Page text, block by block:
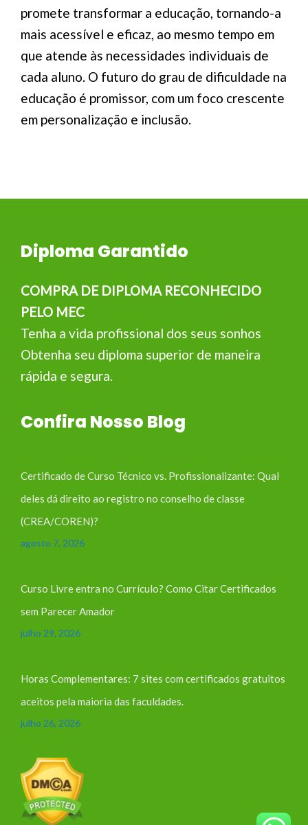
promete transformar a educação, tornando-a
mais acessível e eficaz, ao mesmo tempo em
que atende às necessidades individuais de
cada aluno. O futuro do grau de dificuldade na
educação é promissor, com um foco crescente
em personalização e inclusão.
Diploma Garantido
COMPRA DE DIPLOMA RECONHECIDO
PELO MEC
Tenha a vida profissional dos seus sonhos
Obtenha seu diploma superior de maneira
rápida e segura.
Confira Nosso Blog
Certificado de Curso Técnico vs. Profissionalizante: Qual
deles dá direito ao registro no conselho de classe
(CREA/COREN)?
agosto 7, 2026
Curso Livre entra no Currículo? Como Citar Certificados
sem Parecer Amador
julho 29, 2026
Horas Complementares: 7 sites com certificados gratuitos
aceitos pela maioria das faculdades.
julho 26, 2026